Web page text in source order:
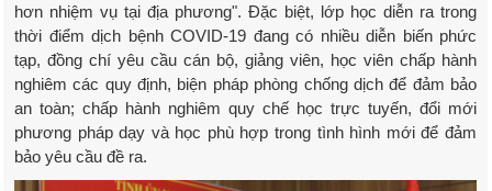
hơn nhiệm vụ tại địa phương". Đặc biệt, lớp học diễn ra trong
thời điểm dịch bệnh COVID-19 đang có nhiều diễn biến phức
tạp, đồng chí yêu cầu cán bộ, giảng viên, học viên chấp hành
nghiêm các quy định, biện pháp phòng chống dịch để đảm bảo
an toàn; chấp hành nghiêm quy chế học trực tuyến, đổi mới
phương pháp dạy và học phù hợp trong tình hình mới để đảm
bảo yêu cầu đề ra.